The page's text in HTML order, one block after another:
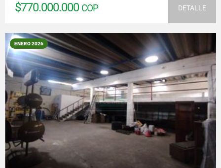
$770.000.000 COP DETALLE
ENERO 2026
VER DETALLES